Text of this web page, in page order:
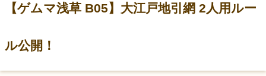
【ゲムマ浅草 B05】大江戸地引網 2人用ルー
ル公開！